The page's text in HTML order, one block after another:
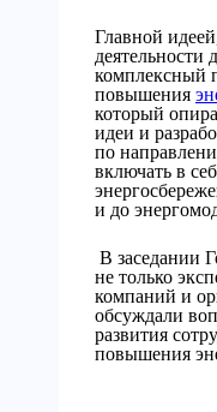
Главной
деятельности
комплексный
повышения
который
идеи и
по
включать в
и до
В заседании
не только
компаний и
обсуждали
развития
повышения